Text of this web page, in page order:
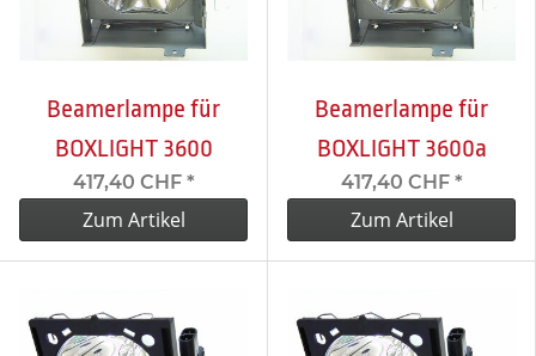
Beamerlampe für
BOXLIGHT 3600
417,40 CHF *
Zum Artikel
Beamerlampe für
BOXLIGHT 3600a
417,40 CHF *
Zum Artikel